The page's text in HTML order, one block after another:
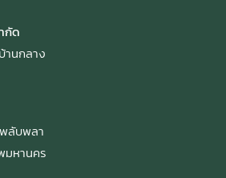
กัด
นกลาง
ลับพลา
มหานคร